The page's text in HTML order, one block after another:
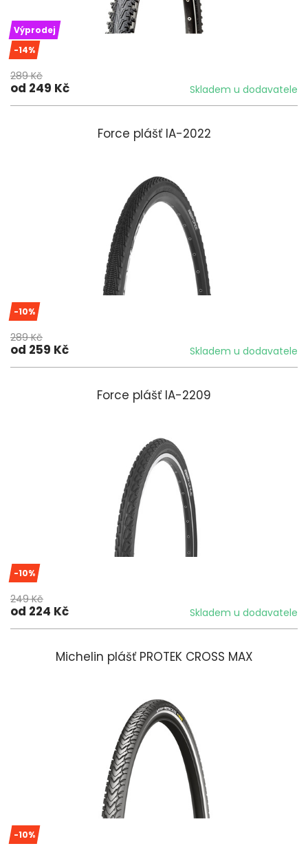
Výprodej
-14%
289 Kč
od 249 Kč Skladem u dodavatele
Force plášť IA-2022
-10%
289 Kč
od 259 Kč Skladem u dodavatele
Force plášť IA-2209
-10%
249 Kč
od 224 Kč Skladem u dodavatele
Michelin plášť PROTEK CROSS MAX
-10%